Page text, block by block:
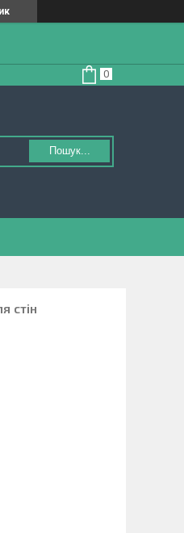
Пошук...
стін